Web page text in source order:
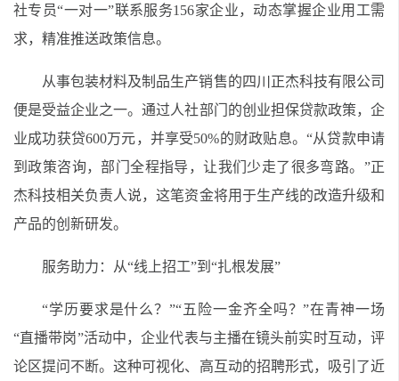
社专员“一对一”联系服务156家企业，动态掌握企业用工需
求，精准推送政策信息。
从事包装材料及制品生产销售的四川正杰科技有限公司
便是受益企业之一。通过人社部门的创业担保贷款政策，企
业成功获贷600万元，并享受50%的财政贴息。“从贷款申请
到政策咨询，部门全程指导，让我们少走了很多弯路。”正
杰科技相关负责人说，这笔资金将用于生产线的改造升级和
产品的创新研发。
服务助力：从“线上招工”到“扎根发展”
“学历要求是什么？”“五险一金齐全吗？”在青神一场
“直播带岗”活动中，企业代表与主播在镜头前实时互动，评
论区提问不断。这种可视化、高互动的招聘形式，吸引了近